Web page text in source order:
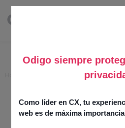
Odigo siempre
Como líder en CX, tu
web es de máxima
Get out of Wrap –
Get out of
Jake